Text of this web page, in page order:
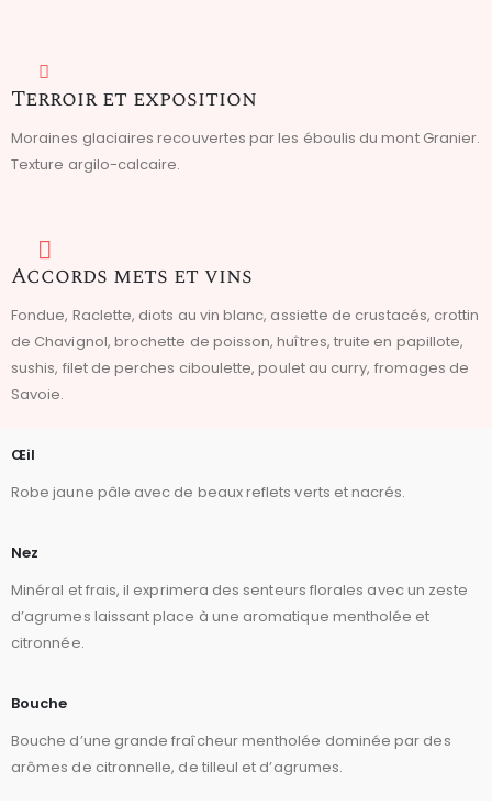
Terroir et exposition
Moraines glaciaires recouvertes par les éboulis du mont Granier.
Texture argilo-calcaire.
Accords mets et vins
Fondue, Raclette, diots au vin blanc, assiette de crustacés, crottin
de Chavignol, brochette de poisson, huîtres, truite en papillote,
sushis, filet de perches ciboulette, poulet au curry, fromages de
Savoie.
Œil
Robe jaune pâle avec de beaux reflets verts et nacrés.
Nez
Minéral et frais, il exprimera des senteurs florales avec un zeste
d’agrumes laissant place à une aromatique mentholée et
citronnée.
Bouche
Bouche d’une grande fraîcheur mentholée dominée par des
arômes de citronnelle, de tilleul et d’agrumes.